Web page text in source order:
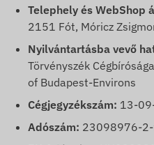
Telephely és WebShop
2151 Fót, Móricz
Nyilvántartásba vevő
Törvényszék
of Budapest-Environs
Cégjegyzékszám: 13-
Adószám: 23098976-